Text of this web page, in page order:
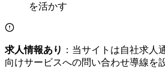
求人情報あり ：当サイトは自社求人
向けサービスへの問い合わせ導線を